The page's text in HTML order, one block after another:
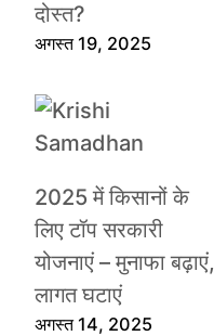
दोस्त?
अगस्त 19, 2025
2025 में किसानों के
लिए टॉप सरकारी
योजनाएं – मुनाफा बढ़ाएं,
लागत घटाएं
अगस्त 14, 2025